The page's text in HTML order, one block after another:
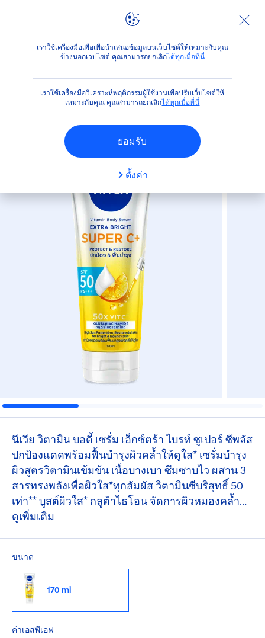
เราใช้เครื่องมือเพื่อเพื่อนำเสนอข้อมูลบนเว็บไซต์ให้เหมาะกับคุณ
ข้างนอกเวปไซต์ คุณสามารถยกเลิกได้ทุกเมื่อที่นี่
เราใช้เครื่องมือวิเคราะห์พฤติกรรมผู้ใช้งานเพื่อปรับเว็บไซต์ให้
เหมาะกับคุณ คุณสามารถยกเลิกได้ทุกเมื่อที่นี่
ยอมรับ
ตั้งค่า
ผลิตภัณฑ์ ผิวกาย บำรุงผิวกาย โลชั่นและน้ำนม
(9)
นีเวีย วิตามิน บอดี้ เซรั่ม เอ็กซ์ตร้า
ไบรท์ ซูเปอร์ ซีพลัส
นีเวีย วิตามิน บอดี้ เซรั่ม เอ็กซ์ตร้า ไบรท์ ซูเปอร์ ซีพลัส
ปกป้องแดดพร้อมฟื้นบำรุงผิวคล้ำให้ดูใส* เซรั่มบำรุง
ผิวสูตรวิตามินเข้มข้น เนื้อบางเบา ซึมซาบไว ผสาน 3
สารทรงพลังเพื่อผิวใส*ทุกสัมผัส วิตามินซีบริสุทธิ์ 50
เท่า** บูสต์ผิวใส* กลูต้าไธโอน จัดการผิวหมองคล้ำ
ไนอาซินาไมด์ ลดรอยดำฝังลึก+
ดูเพิ่มเติม
ขนาด
170 ml
ค่าเอสพีเอฟ